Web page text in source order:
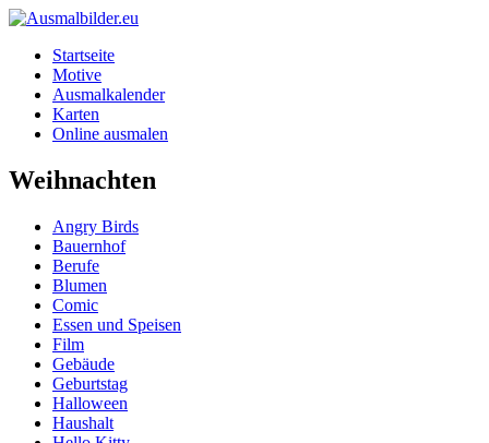
Startseite
Motive
Ausmalkalender
Karten
Online ausmalen
Weihnachten
Angry Birds
Bauernhof
Berufe
Blumen
Comic
Essen und Speisen
Film
Gebäude
Geburtstag
Halloween
Haushalt